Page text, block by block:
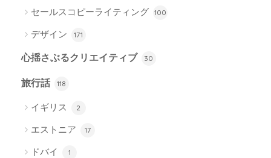
セールスコピーライティング 100
デザイン 171
心揺さぶるクリエイティブ 30
旅行話 118
イギリス 2
エストニア 17
ドバイ 1